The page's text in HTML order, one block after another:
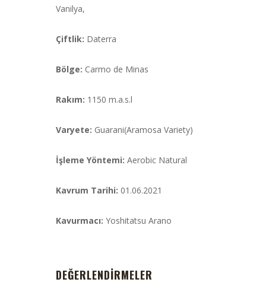
Vanilya,
Çiftlik: Daterra
Bölge: Carmo de Minas
Rakım: 1150 m.a.s.l
Varyete: Guarani(Aramosa Variety)
İşleme Yöntemi: Aerobic Natural
Kavrum Tarihi: 01.06.2021
Kavurmacı: Yoshitatsu Arano
DEĞERLENDIRMELER